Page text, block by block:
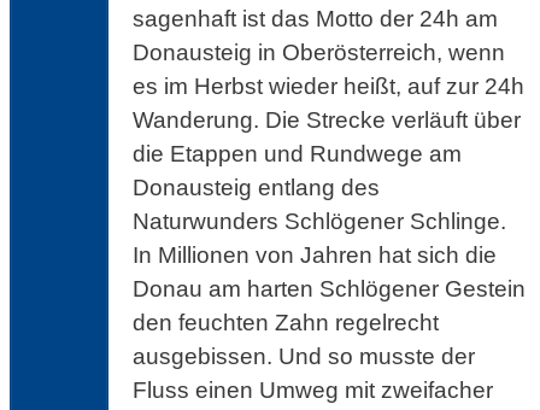
sagenhaft ist das Motto der 24h am
Donausteig in Oberösterreich, wenn
es im Herbst wieder heißt, auf zur 24h
Wanderung. Die Strecke verläuft über
die Etappen und Rundwege am
Donausteig entlang des
Naturwunders Schlögener Schlinge.
In Millionen von Jahren hat sich die
Donau am harten Schlögener Gestein
den feuchten Zahn regelrecht
ausgebissen. Und so musste der
Fluss einen Umweg mit zweifacher